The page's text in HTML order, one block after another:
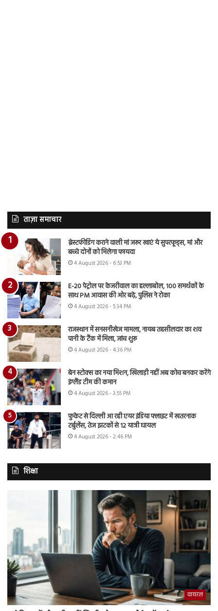
ताज़ा समाचार
ब्रेस्टफीडिंग कराने वाली मां जरूर खाएं ये सुपरफूड्स, मां और
बच्चे दोनों को मिलेगा फायदा
4 August 2026 - 6:53 PM
E-20 पेट्रोल पर केजरीवाल का हल्लाबोल, 100 समर्थकों के
साथ PM आवास की ओर बढ़े, पुलिस ने रोका
4 August 2026 - 5:34 PM
राजस्थान में सनसनीखेज मामला, नायब तहसीलदार का शव
पानी के टैंक में मिला, जांच शुरू
4 August 2026 - 4:36 PM
बेन स्टोक्स का नया मिशन, खिलाड़ी नहीं अब कोच बनकर करेंगे
इंग्लैंड टीम की कमान
4 August 2026 - 3:55 PM
फुकेट से दिल्ली आ रही एयर इंडिया फ्लाइट में खतरनाक
टर्बुलेंस, तेज झटकों से 12 यात्री घायल
4 August 2026 - 2:46 PM
शिक्षा
वायरल